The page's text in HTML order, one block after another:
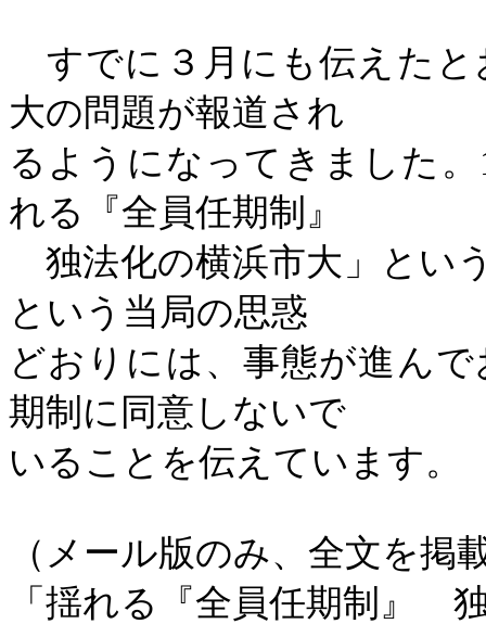
すでに３月にも伝えたと
大の問題が報道され
るようになってきました。
れる『全員任期制』
独法化の横浜市大」とい
という当局の思惑
どおりには、事態が進ん
期制に同意しないで
いることを伝えています。
（メール版のみ、全文を掲
「揺れる『全員任期制』